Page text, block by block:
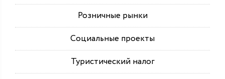
Розничные рынки
Социальные проекты
Туристический налог